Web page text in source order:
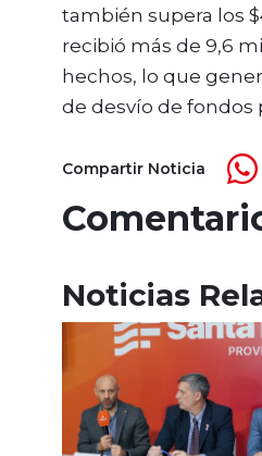
también supera los
recibió más de 9,6
hechos, lo que
de desvío de fondos
Compartir Noticia
Noticias